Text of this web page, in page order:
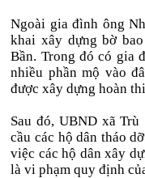
Ngoài gia đình ông
khai xây dựng bờ
Bần. Trong đó có gia
nhiều phần mộ vào
được xây dựng hoàn
Sau đó, UBND xã
cầu các hộ dân tháo
việc các hộ dân xây
là vi phạm quy định